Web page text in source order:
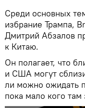
Среди основных
избрание Трампа,
Дмитрий Абзалов
к Китаю.
Он полагает, что
и США могут
ли можно ожидать
пока мало кого там